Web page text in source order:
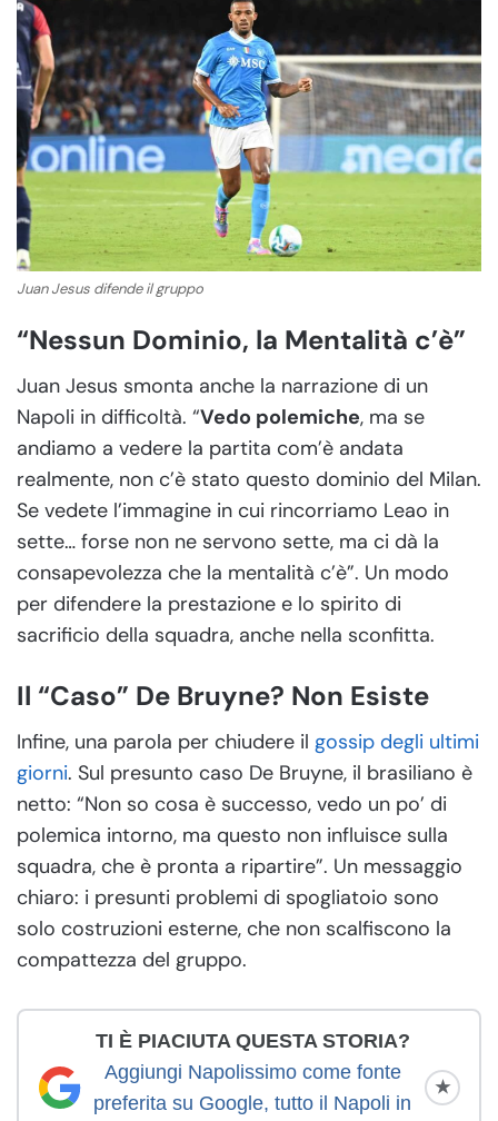
Juan Jesus difende il gruppo
“Nessun Dominio, la Mentalità c’è”
Juan Jesus smonta anche la narrazione di un
Napoli in difficoltà. “Vedo polemiche, ma se
andiamo a vedere la partita com’è andata
realmente, non c’è stato questo dominio del Milan.
Se vedete l’immagine in cui rincorriamo Leao in
sette… forse non ne servono sette, ma ci dà la
consapevolezza che la mentalità c’è”. Un modo
per difendere la prestazione e lo spirito di
sacrificio della squadra, anche nella sconfitta.
Il “Caso” De Bruyne? Non Esiste
Infine, una parola per chiudere il gossip degli ultimi
giorni. Sul presunto caso De Bruyne, il brasiliano è
netto: “Non so cosa è successo, vedo un po’ di
polemica intorno, ma questo non influisce sulla
squadra, che è pronta a ripartire”. Un messaggio
chiaro: i presunti problemi di spogliatoio sono
solo costruzioni esterne, che non scalfiscono la
compattezza del gruppo.
TI È PIACIUTA QUESTA STORIA?
Aggiungi Napolissimo come fonte
preferita su Google, tutto il Napoli in
★